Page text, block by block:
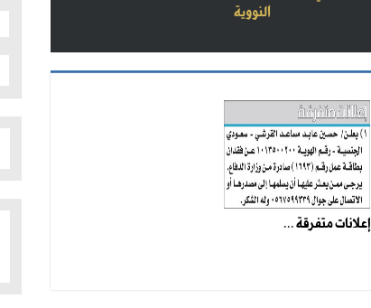
النووية
إعلانات متفرقة ...